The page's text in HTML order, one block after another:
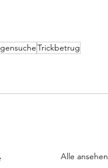
Trickbetrug
Alle ansehen